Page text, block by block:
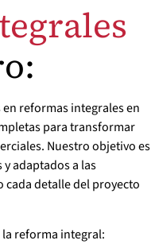
reformas integrales en
para transformar
Nuestro objetivo es
adaptados a las
cada detalle del proyecto
la reforma integral: